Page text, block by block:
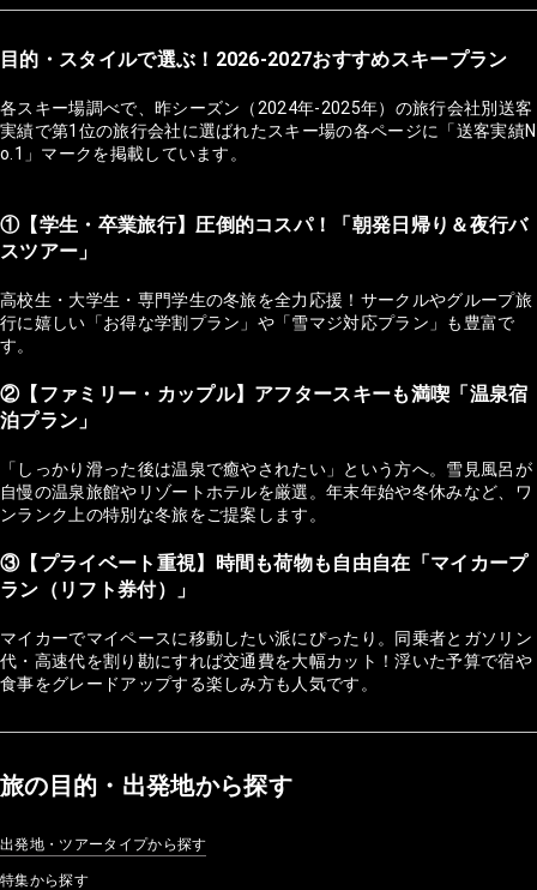
目的・スタイルで選ぶ！2026-2027おすすめスキープラン
各スキー場調べで、昨シーズン（2024年-2025年）の旅行会社別送客
実績で第1位の旅行会社に選ばれたスキー場の各ページに「送客実績N
o.1」マークを掲載しています。
①【学生・卒業旅行】圧倒的コスパ！「朝発日帰り＆夜行バ
スツアー」
高校生・大学生・専門学生の冬旅を全力応援！サークルやグループ旅
行に嬉しい「お得な学割プラン」や「雪マジ対応プラン」も豊富で
す。
②【ファミリー・カップル】アフタースキーも満喫「温泉宿
泊プラン」
「しっかり滑った後は温泉で癒やされたい」という方へ。雪見風呂が
自慢の温泉旅館やリゾートホテルを厳選。年末年始や冬休みなど、ワ
ンランク上の特別な冬旅をご提案します。
③【プライベート重視】時間も荷物も自由自在「マイカープ
ラン（リフト券付）」
マイカーでマイペースに移動したい派にぴったり。同乗者とガソリン
代・高速代を割り勘にすれば交通費を大幅カット！浮いた予算で宿や
食事をグレードアップする楽しみ方も人気です。
旅の目的・出発地から探す
出発地・ツアータイプから探す
特集から探す